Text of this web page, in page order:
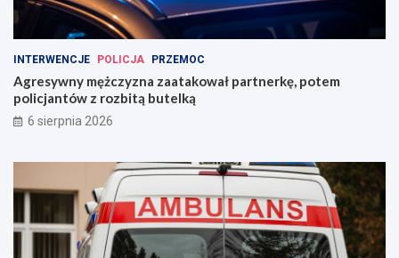
INTERWENCJE POLICJA PRZEMOC
Agresywny mężczyzna zaatakował partnerkę, potem
policjantów z rozbitą butelką
6 sierpnia 2026